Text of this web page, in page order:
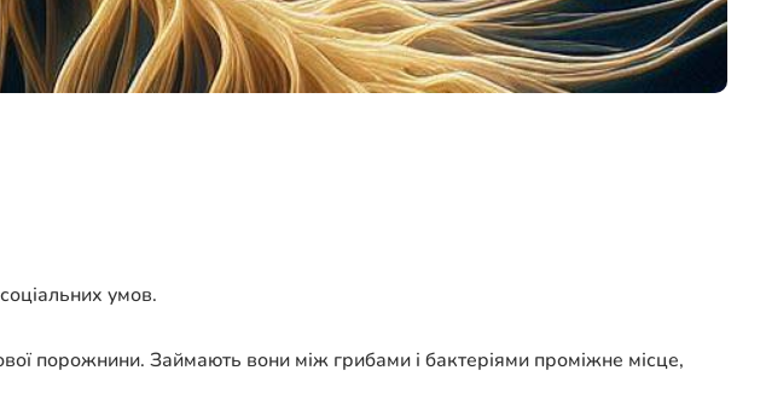
умов.
порожнини. Займають вони між грибами і бактеріями проміжне місце,